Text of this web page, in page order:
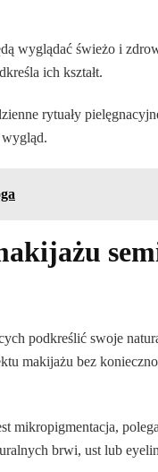
wyglądać świeżo i
ich kształt.
rytuały
wygląd.
podkreślić swoje
makijażu bez
mikropigmentacja,
brwi, ust lub